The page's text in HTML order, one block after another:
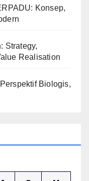
Konsep,
Strategy,
Realisation
Biologis,